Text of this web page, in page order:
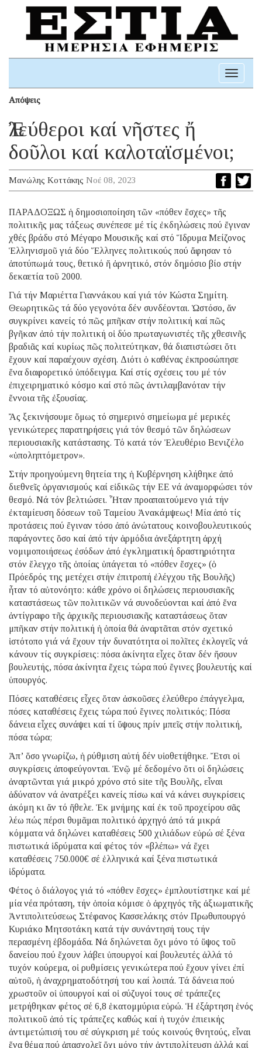
Toggle
Απόψεις
Ἐλεύθεροι καί νῆστες ἤ
δοῦλοι καί καλοταϊσμένοι;
Μανώλης Κοττάκης Νοέ 08, 2023
ΠΑΡΑΔΟΞΩΣ ἡ δημοσιοποίηση τῶν «πόθεν ἔσχες» τῆς
πολιτικῆς μας τάξεως συνέπεσε μέ τίς ἐκδηλώσεις πού ἔγιναν
χθές βράδυ στό Μέγαρο Μουσικῆς καί στό Ἵδρυμα Μείζονος
Ἑλληνισμοῦ γιά δύο Ἕλληνες πολιτικούς πού ἄφησαν τό
ἀποτύπωμά τους, θετικό ἤ ἀρνητικό, στόν δημόσιο βίο στήν
δεκαετία τοῦ 2000.
Γιά τήν Μαριέττα Γιαννάκου καί γιά τόν Κώστα Σημίτη.
Θεωρητικῶς τά δύο γεγονότα δέν συνδέονται. Ὡστόσο, ἄν
συγκρίνει κανείς τό πῶς μπῆκαν στήν πολιτική καί πῶς
βγῆκαν ἀπό τήν πολιτική οἱ δύο πρωταγωνιστές τῆς χθεσινῆς
βραδιᾶς καί κυρίως πῶς πολιτεύτηκαν, θά διαπιστώσει ὅτι
ἔχουν καί παραέχουν σχέση. Διότι ὁ καθένας ἐκπροσώπησε
ἕνα διαφορετικό ὑπόδειγμα. Καί στίς σχέσεις του μέ τόν
ἐπιχειρηματικό κόσμο καί στό πῶς ἀντιλαμβανόταν τήν
ἔννοια τῆς ἐξουσίας.
Ἄς ξεκινήσουμε ὅμως τό σημερινό σημείωμα μέ μερικές
γενικώτερες παρατηρήσεις γιά τόν θεσμό τῶν δηλώσεων
περιουσιακῆς κατάστασης. Τό κατά τόν Ἐλευθέριο Βενιζέλο
«ὑποληπτόμετρον».
Στήν προηγούμενη θητεία της ἡ Kυβέρνηση κλήθηκε ἀπό
διεθνεῖς ὀργανισμούς καί εἰδικῶς τήν ΕΕ νά ἀναμορφώσει τόν
θεσμό. Νά τόν βελτιώσει. Ἦταν προαπαιτούμενο γιά τήν
ἐκταμίευση δόσεων τοῦ Ταμείου Ἀνακάμψεως! Μία ἀπό τίς
προτάσεις πού ἔγιναν τόσο ἀπό ἀνώτατους κοινοβουλευτικούς
παράγοντες ὅσο καί ἀπό τήν ἁρμόδια ἀνεξάρτητη ἀρχή
νομιμοποιήσεως ἐσόδων ἀπό ἐγκληματική δραστηριότητα
στόν ἔλεγχο τῆς ὁποίας ὑπάγεται τό «πόθεν ἔσχες» (ὁ
Πρόεδρός της μετέχει στήν ἐπιτροπή ἐλέγχου τῆς Βουλῆς)
ἦταν τό αὐτονόητο: κάθε χρόνο οἱ δηλώσεις περιουσιακῆς
καταστάσεως τῶν πολιτικῶν νά συνοδεύονται καί ἀπό ἕνα
ἀντίγραφο τῆς ἀρχικῆς περιουσιακῆς καταστάσεως ὅταν
μπῆκαν στήν πολιτική ἡ ὁποία θά ἀναρτᾶται στόν σχετικό
ἱστότοπο γιά νά ἔχουν τήν δυνατότητα οἱ πολῖτες ἐκλογεῖς νά
κάνουν τίς συγκρίσεις: πόσα ἀκίνητα εἶχες ὅταν δέν ἤσουν
βουλευτής, πόσα ἀκίνητα ἔχεις τώρα πού ἔγινες βουλευτής καί
ὑπουργός.
Πόσες καταθέσεις εἶχες ὅταν ἀσκοῦσες ἐλεύθερο ἐπάγγελμα,
πόσες καταθέσεις ἔχεις τώρα πού ἔγινες πολιτικός; Πόσα
δάνεια εἶχες συνάψει καί τί ὕψους πρίν μπεῖς στήν πολιτική,
πόσα τώρα;
Ἀπ’ ὅσο γνωρίζω, ἡ ρύθμιση αὐτή δέν υἱοθετήθηκε. Ἔτσι οἱ
συγκρίσεις ἀποφεύγονται. Ἐνῷ μέ δεδομένο ὅτι οἱ δηλώσεις
ἀναρτῶνται γιά μικρό χρόνο στό site τῆς Βουλῆς, εἶναι
ἀδύνατον νά ἀνατρέξει κανείς πίσω καί νά κάνει συγκρίσεις
ἀκόμη κι ἄν τό ἤθελε. Ἐκ μνήμης καί ἐκ τοῦ προχείρου σᾶς
λέω πώς πέρσι θυμᾶμαι πολιτικό ἀρχηγό ἀπό τά μικρά
κόμματα νά δηλώνει καταθέσεις 500 χιλιάδων εὐρώ σέ ξένα
πιστωτικά ἱδρύματα καί φέτος τόν «βλέπω» νά ἔχει
καταθέσεις 750.000€ σέ ἑλληνικά καί ξένα πιστωτικά
ἱδρύματα.
Φέτος ὁ διάλογος γιά τό «πόθεν ἔσχες» ἐμπλουτίστηκε καί μέ
μία νέα πρόταση, τήν ὁποία κόμισε ὁ ἀρχηγός τῆς ἀξιωματικῆς
Ἀντιπολιτεύσεως Στέφανος Κασσελάκης στόν Πρωθυπουργό
Κυριάκο Μητσοτάκη κατά τήν συνάντησή τους τήν
περασμένη ἑβδομάδα. Νά δηλώνεται ὄχι μόνο τό ὕψος τοῦ
δανείου πού ἔχουν λάβει ὑπουργοί καί βουλευτές ἀλλά τό
τυχόν κούρεμα, οἱ ρυθμίσεις γενικώτερα πού ἔχουν γίνει ἐπί
αὐτοῦ, ἡ ἀναχρηματοδότησή του καί λοιπά. Τά δάνεια πού
χρωστοῦν οἱ ὑπουργοί καί οἱ σύζυγοί τους σέ τράπεζες
μετρήθηκαν φέτος σέ 6,8 ἑκατομμύρια εὐρώ. Ἡ ἐξάρτηση ἑνός
πολιτικοῦ ἀπό τίς τράπεζες καθώς καί ἡ τυχόν ἐπιεικής
ἀντιμετώπισή του σέ σύγκριση μέ τούς κοινούς θνητούς, εἶναι
ἕνα θέμα πού ἀπασχολεῖ ὄχι μόνο τήν ἀντιπολίτευση ἀλλά καί